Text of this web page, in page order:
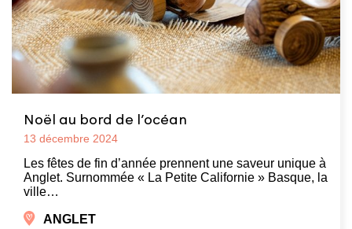
Noël au bord de l’océan
13 décembre 2024
Les fêtes de fin d’année prennent une saveur unique à
Anglet. Surnommée « La Petite Californie » Basque, la
ville…
ANGLET